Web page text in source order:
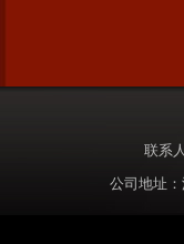
联系
公司地址